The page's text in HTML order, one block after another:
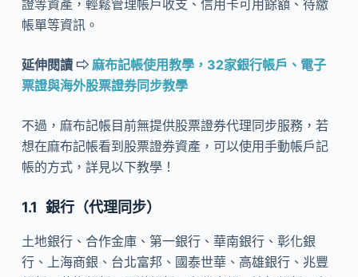
證等資產，輕鬆管理帳戶收支、信用卡可用餘額、待繳
帳單等資訊。
延伸閱讀 ⇨ 麻布記帳使用教學，32家銀行帳戶、電子
票證與海外股票證券同步教學
不過，麻布記帳目前無提供股票證券代理同步服務，若
想在麻布記帳看到股票證券資產，可以使用手動帳戶記
帳的方式，詳見以下教學！
銀行（代理同步）
土地銀行、合作金庫、第一銀行、華南銀行、彰化銀
行、上海商銀、台北富邦、國泰世華、高雄銀行、兆豐